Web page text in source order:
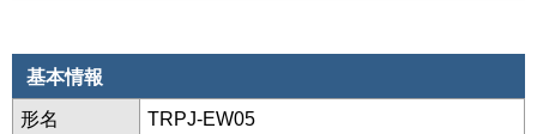
基本情報
形名 TRPJ-EW05